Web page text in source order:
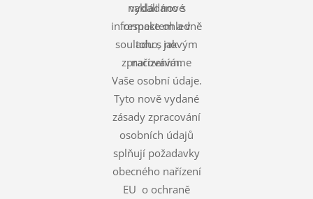
nakládáno s
respektem a v
souladu s novým
nařízením.
vydali nové
informace ohledně
toho, jak
zpracováváme
Vaše osobní údaje.
Tyto nově vydané
zásady zpracování
osobních údajů
splňují požadavky
obecného nařízení
EU o ochraně